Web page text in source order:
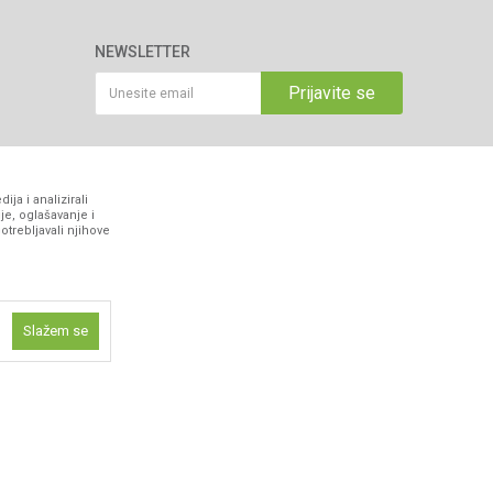
NEWSLETTER
Prijavite se
i analizirali
oglašavanje i
njihove
Slažem se